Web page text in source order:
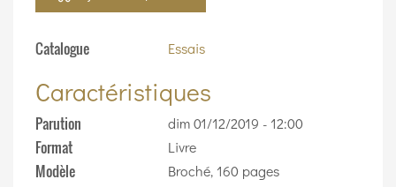
Catalogue Essais
Caractéristiques
Parution dim 01/12/2019 - 12:00
Format Livre
Modèle Broché, 160 pages